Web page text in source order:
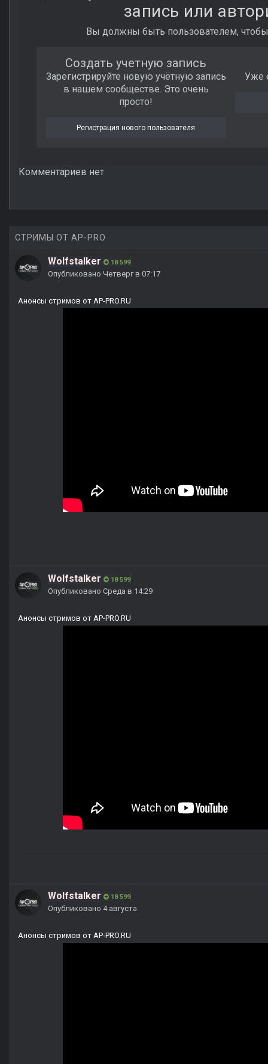
запись или
Вы должны быть пользователем,
Создать учетную запись
Зарегистрируйте новую учётную запись
в нашем сообществе. Это очень
просто!
Регистрация нового пользователя
Уже
Комментариев нет
СТРИМЫ ОТ AP-PRO
Wolfstalker 18 599
Опубликовано Четверг в 07:17
Анонсы стримов от AP-PRO.RU
Wolfstalker 18 599
Опубликовано Среда в 14:29
Анонсы стримов от AP-PRO.RU
Wolfstalker 18 599
Опубликовано 4 августа
Анонсы стримов от AP-PRO.RU